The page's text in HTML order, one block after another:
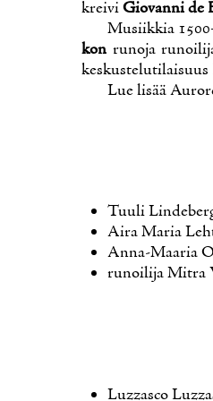
krei­viGio­van­ni de
Musiik­kia
kon ru­no­ja
Lue li­sää
Tuu­li
Ai­ra Ma­ria
An­na-Maa­ria
ru­noi­li­ja Mit­ra
Luzzasco